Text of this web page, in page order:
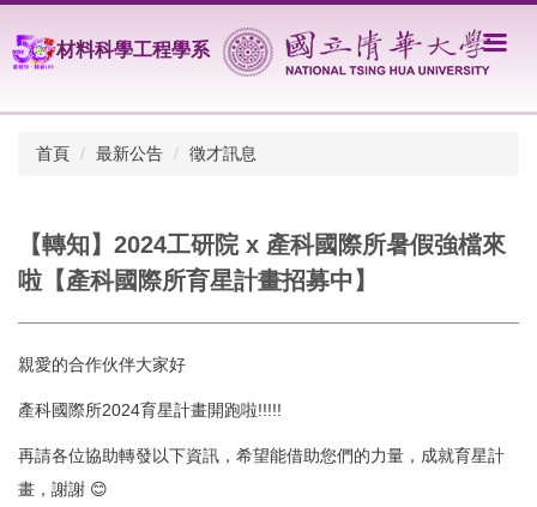
到
主
內
材料科學工程學系
首頁 最新公告 徵才訊息
【轉知】2024工研院 x 產科國際所暑假強檔來
啦【產科國際所育星計畫招募中】
親愛的合作伙伴大家好
產科國際所2024育星計畫開跑啦!!!!!
再請各位協助轉發以下資訊，希望能借助您們的力量，成就育星計
畫，謝謝 😊